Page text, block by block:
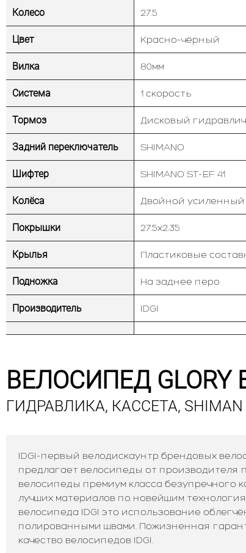
Колесо 27.5
Цвет Красно-чёрный
Вилка 80мм
Система 1 скорость
Тормоз Дисковый
Задний переключатель SHIMANO
Шифтер SHIMANO ST-EF 41
Колёса Двойной усиленный
Покрышки 27.5х2.35
Крылья Пластиковые
Подножка На заднее перо
Производитель IDGI
ВЕЛОСИПЕД GLORY
ГИДРАВЛИКА, КАССЕТА, SHIMAN
IDGI-первый велодискаунтр брендовых
предлагает велосипеды от производителя
велосипеды премиум класса безупречного
лучших материалов по новейшим
велосипеда IDGI это использование
полированными швами. Пожизненная
качество велосипедов IDGI.